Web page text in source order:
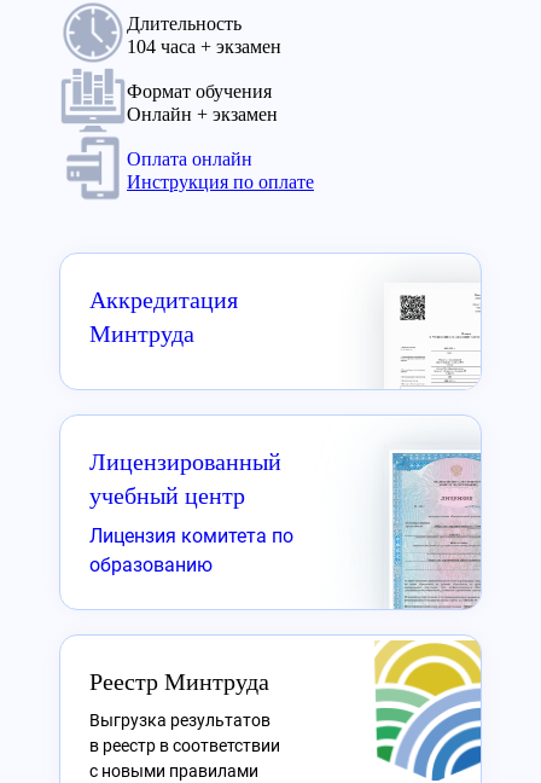
Длительность
104 часа + экзамен
Формат обучения
Онлайн + экзамен
Оплата онлайн
Инструкция по оплате
Аккредитация
Минтруда
Лицензированный
учебный центр
Лицензия комитета по
образованию
Реестр Минтруда
Выгрузка результатов
в реестр в соответствии
с новыми правилами